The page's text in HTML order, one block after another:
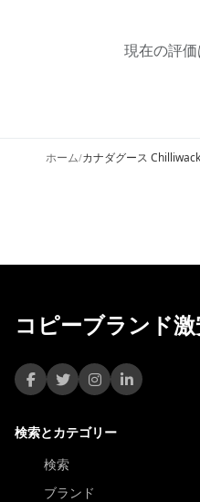
現在の評
ホーム/カナダグース
コピーブランド
検索とカテゴリー
検索
ブランド